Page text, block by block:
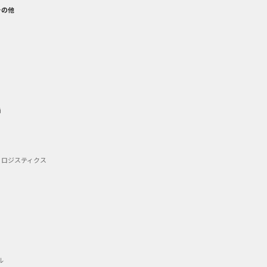
他
ジスティクス